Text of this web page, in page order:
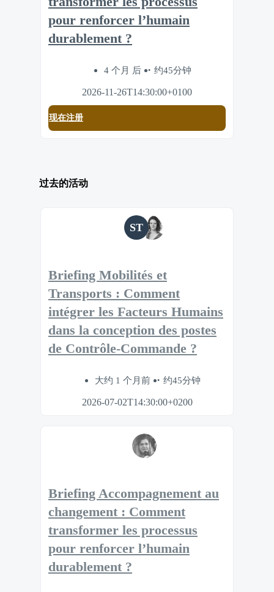
pour renforcer l’humain
durablement ?
4 个月 后 约45分钟
2026-11-26T14:30:00+0100
现在注册
过去的活动
ST
Briefing Mobilités et
Transports : Comment
intégrer les Facteurs Humains
dans la conception des postes
de Contrôle-Commande ?
大约 1 个月前 约45分钟
2026-07-02T14:30:00+0200
Briefing Accompagnement au
changement : Comment
transformer les processus
pour renforcer l’humain
durablement ?